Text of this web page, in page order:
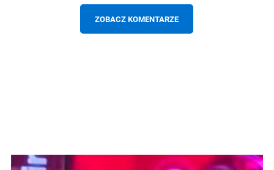
ZOBACZ KOMENTARZE